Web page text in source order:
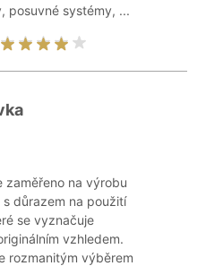
posuvné systémy, ...
zaměřeno na výrobu
důrazem na použití
se vyznačuje
vzhledem.
rozmanitým výběrem